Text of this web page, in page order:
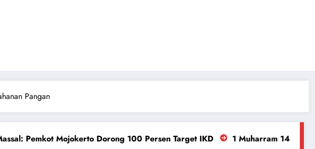
Pangan
Dorong 100 Persen Target IKD ​1 Muharram 1448 H Diprediksi Jatuh 16